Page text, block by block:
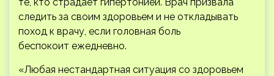
следить за своим здоровьем и не откладывать
поход к врачу, если головная боль
беспокоит ежедневно.
«Любая нестандартная ситуация со здоровьем